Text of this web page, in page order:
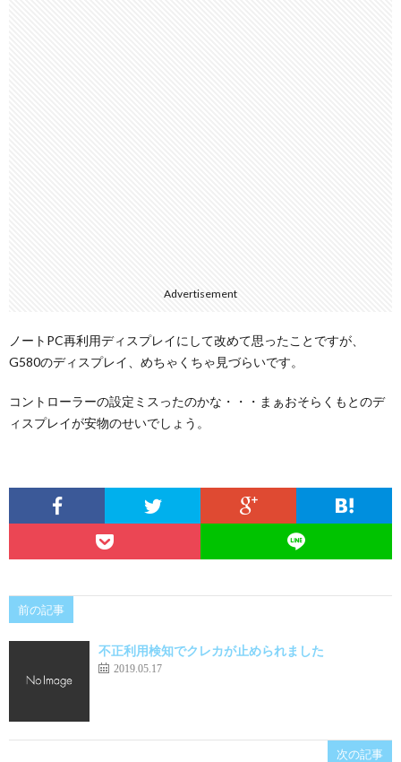
Advertisement
ノートPC再利用ディスプレイにして改めて思ったことですが、
G580のディスプレイ、めちゃくちゃ見づらいです。
コントローラーの設定ミスったのかな・・・まぁおそらくもとのデ
ィスプレイが安物のせいでしょう。
前の記事
不正利用検知でクレカが止められました
2019.05.17
次の記事